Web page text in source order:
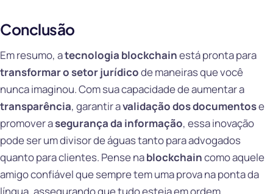
Conclusão
Em resumo, atecnologia blockchainestá pronta para
transformar o setor jurídicode maneiras que você
nunca imaginou. Com sua capacidade de aumentar a
transparência, garantir avalidação dos documentose
promover asegurança da informação, essa inovação
pode ser um divisor de águas tanto para advogados
quanto para clientes. Pense nablockchaincomo aquele
amigo confiável que sempre tem uma prova na ponta da